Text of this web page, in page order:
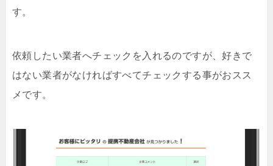
す。
依頼したい業者へチェックを入れるのですが、好きで
はない業者がなければすべてチェックする事がおスス
メです。